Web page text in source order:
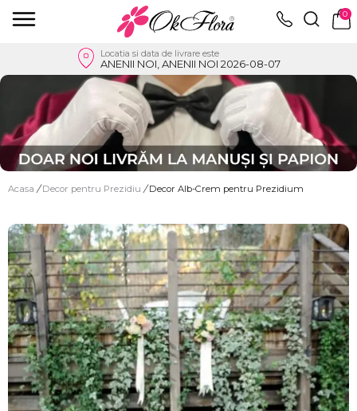
0
Locatia si data de livrare este
ANENII NOI, ANENII NOI 2026-08-07
Acasa / Decor pentru Prezidiu / Decor Alb-Crem pentru Prezidium